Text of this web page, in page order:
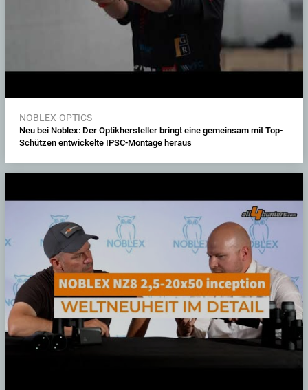
NOBLEX-OPTICS
Neu bei Noblex: Der Optikhersteller bringt eine gemeinsam mit Top-
Schützen entwickelte IPSC-Montage heraus